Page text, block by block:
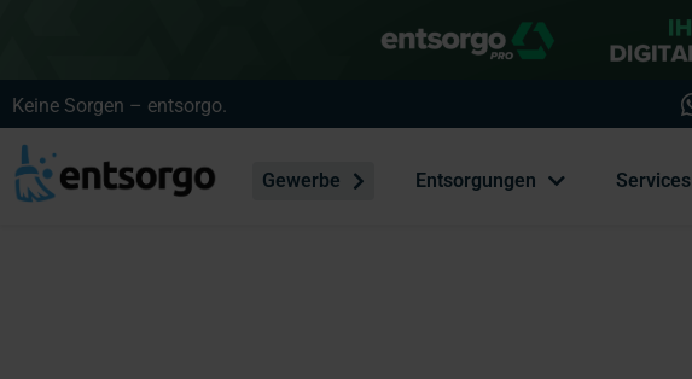
Keine Sorgen – entsorgo.
Gewerbe Entsorgungen Services